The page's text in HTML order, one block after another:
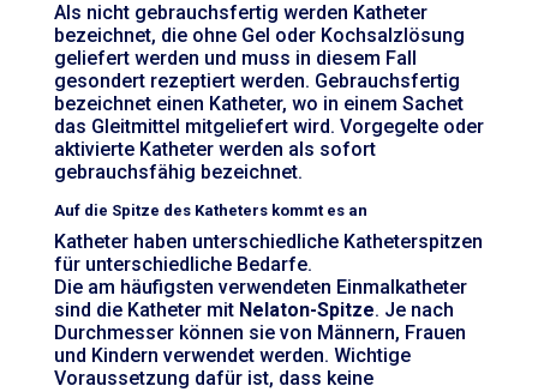
Als nicht gebrauchsfertig werden Katheter
bezeichnet, die ohne Gel oder Kochsalzlösung
geliefert werden und muss in diesem Fall
gesondert rezeptiert werden. Gebrauchsfertig
bezeichnet einen Katheter, wo in einem Sachet
das Gleitmittel mitgeliefert wird. Vorgegelte oder
aktivierte Katheter werden als sofort
gebrauchsfähig bezeichnet.
Auf die Spitze des Katheters kommt es an
Katheter haben unterschiedliche Katheterspitzen
für unterschiedliche Bedarfe.
Die am häufigsten verwendeten Einmalkatheter
sind die Katheter mit Nelaton-Spitze. Je nach
Durchmesser können sie von Männern, Frauen
und Kindern verwendet werden. Wichtige
Voraussetzung dafür ist, dass keine